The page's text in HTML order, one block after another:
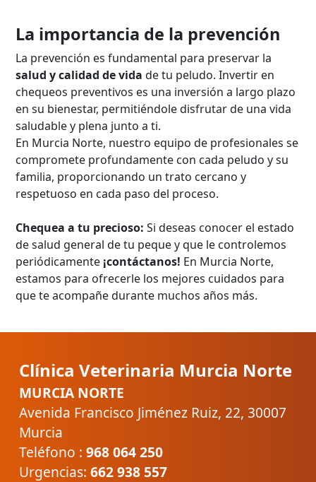
La importancia de la prevención
La prevención es fundamental para preservar la
salud y calidad de vida de tu peludo. Invertir en
chequeos preventivos es una inversión a largo plazo
en su bienestar, permitiéndole disfrutar de una vida
saludable y plena junto a ti.
En Murcia Norte, nuestro equipo de profesionales se
compromete profundamente con cada peludo y su
familia, proporcionando un trato cercano y
respetuoso en cada paso del proceso.
Chequea a tu precioso: Si deseas conocer el estado
de salud general de tu peque y que le controlemos
periódicamente ¡contáctanos! En Murcia Norte,
estamos para ofrecerle los mejores cuidados para
que te acompañe durante muchos años más.
Clínica Veterinaria Murcia Norte
MURCIA NORTE
Avenida Francisco Jiménez Ruiz, 22, 30007
Murcia
Teléfono : 968 064 250
Urgencias: 662 938 557